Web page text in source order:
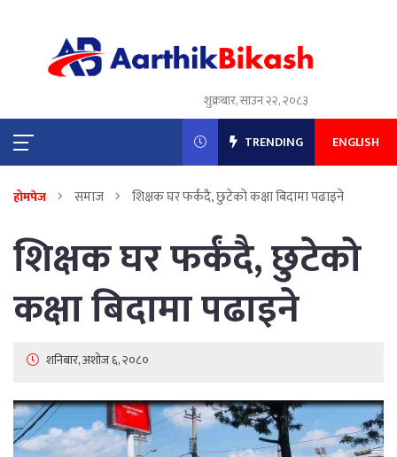
शुक्रबार, साउन २२, २०८३
TRENDING ENGLISH
होमपेज समाज शिक्षक घर फर्कंदै, छुटेको कक्षा बिदामा पढाइने
शिक्षक घर फर्कंदै, छुटेको
कक्षा बिदामा पढाइने
शनिबार, अशोज ६, २०८०